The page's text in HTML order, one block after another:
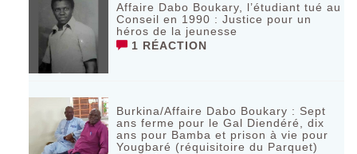
Affaire Dabo Boukary, l’étudiant tué au
Conseil en 1990 : Justice pour un
héros de la jeunesse
1 RÉACTION
Burkina/Affaire Dabo Boukary : Sept
ans ferme pour le Gal Diendéré, dix
ans pour Bamba et prison à vie pour
Yougbaré (réquisitoire du Parquet)